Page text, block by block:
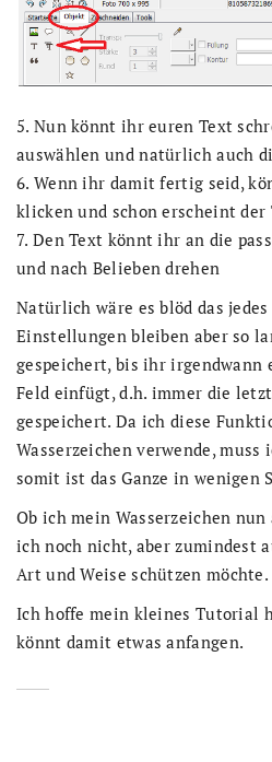
5. Nun könnt ihr euren Text
auswählen und natürlich auch
6. Wenn ihr damit fertig seid,
klicken und schon erscheint der
7. Den Text könnt ihr an die
und nach Belieben drehen
Natürlich wäre es blöd das
Einstellungen bleiben aber so
gespeichert, bis ihr irgendwann
Feld einfügt, d.h. immer die
gespeichert. Da ich diese
Wasserzeichen verwende,
somit ist das Ganze in wenigen
Ob ich mein Wasserzeichen
ich noch nicht, aber zumindest
Art und Weise schützen möchte.
Ich hoffe mein kleines Tutorial
könnt damit etwas anfangen.